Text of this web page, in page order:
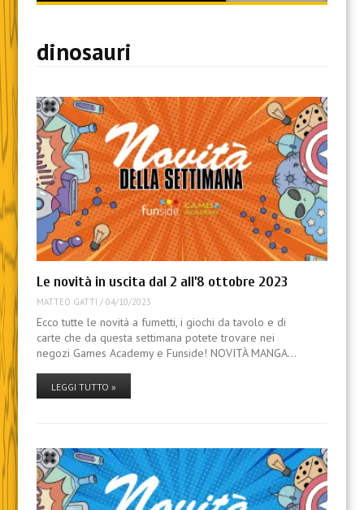
content
dinosauri
Le novità in uscita dal 2 all’8 ottobre 2023
MATTEO GATTI / 04/10/2023
Ecco tutte le novità a fumetti, i giochi da tavolo e di
carte che da questa settimana potete trovare nei
negozi Games Academy e Funside! NOVITÀ MANGA…
LEGGI TUTTO »